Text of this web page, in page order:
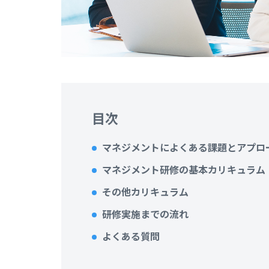
目次
マネジメントによくある課題とアプロ
マネジメント研修の基本カリキュラム
その他カリキュラム
研修実施までの流れ
よくある質問